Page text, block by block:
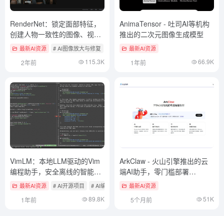
RenderNet：锁定面部特征，
创建人物一致性的图像、视频
运镜到口播视频
最新AI资源 # AI图像放大与修复 # AI图像转视频 # AI数字人
2年前 115.3K
AnimaTensor - 吐司AI等机构
推出的二次元图像生成模型
最新AI资源
1年前 66.9K
VimLM：本地LLM驱动的Vim
编程助手，安全离线的智能编
程 最新AI资源 # AI开源项目 # AI编程
1年前 89.8K
ArkClaw - 火山引擎推出的云
端AI助手，零门槛部署
OpenClaw
最新AI资源
5个月前 51K